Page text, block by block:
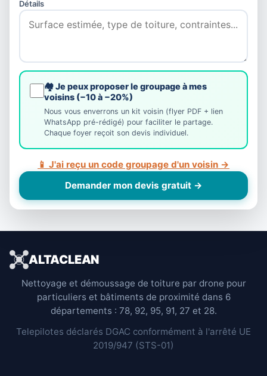
Détails
🏘️ Je peux proposer le groupage à mes
voisins (−10 à −20%)
Nous vous enverrons un kit voisin (flyer PDF + lien
WhatsApp pré-rédigé) pour faciliter le partage.
Chaque foyer reçoit son devis individuel.
📱 J'ai reçu un code groupage d'un voisin →
Demander mon devis gratuit →
ALTACLEAN
Nettoyage et démoussage de toiture par drone pour
particuliers et bâtiments de proximité dans 6
départements : 78, 92, 95, 91, 27 et 28.
Telepilotes déclarés DGAC conformément à l'arrêté UE
2019/947 (STS-01)